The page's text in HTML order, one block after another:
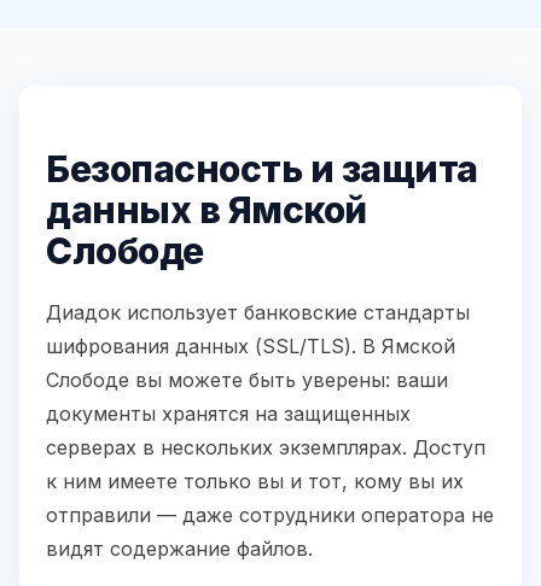
Безопасность и защита
данных в Ямской
Слободе
Диадок использует банковские стандарты
шифрования данных (SSL/TLS). В Ямской
Слободе вы можете быть уверены: ваши
документы хранятся на защищенных
серверах в нескольких экземплярах. Доступ
к ним имеете только вы и тот, кому вы их
отправили — даже сотрудники оператора не
видят содержание файлов.